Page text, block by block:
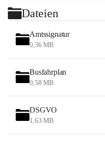
Wien erreicht man in ca. 45
Stössing zählt noch zum
zum Naherholungsraum St.
„ihre Wiener“. Seit 1960
Wochenendhäuser im
waldreichen Jagdgebietes
Das Wandern ist aus
Tätigkeit. Das hügelige
Wiesen, Wälder und
Dateien
Amtssignatur
0,36 MB
Busfahrplan
0,58 MB
DSGVO
1,63 MB